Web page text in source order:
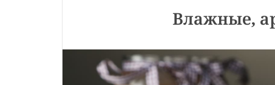
Влажные,